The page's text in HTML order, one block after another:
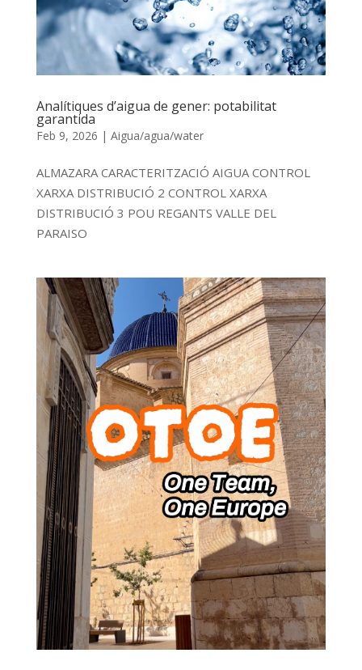
Analítiques d’aigua de gener: potabilitat
garantida
Feb 9, 2026 | Aigua/agua/water
ALMAZARA CARACTERITZACIÓ AIGUA CONTROL
XARXA DISTRIBUCIÓ 2 CONTROL XARXA
DISTRIBUCIÓ 3 POU REGANTS VALLE DEL
PARAISO